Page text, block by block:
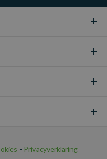
- Privacyverklaring